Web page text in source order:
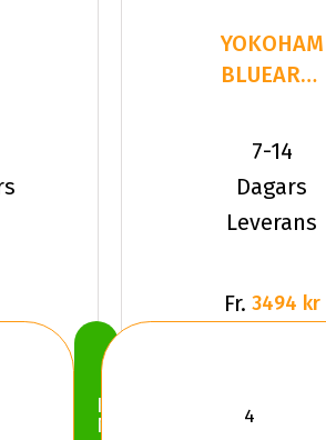
Köp
Nu
YOKOHAMA
BLUEARTH-
(V906)
275/35R
7-14
Dagars
Leverans
Fr. 3494 kr